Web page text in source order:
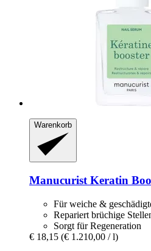
Warenkorb
Manucurist Keratin
Für weiche &
Repariert brüchige
Sorgt für Regeneration
€ 18,15 (€ 1.210,00 / l)